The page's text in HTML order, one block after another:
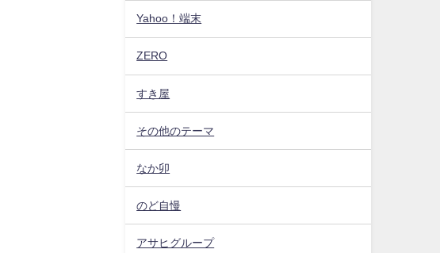
Yahoo！端末
ZERO
すき屋
その他のテーマ
なか卯
のど自慢
アサヒグループ